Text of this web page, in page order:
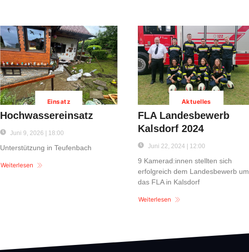
Einsatz
Hochwassereinsatz
Juni 9, 2026 | 18:00
Unterstützung in Teufenbach
Weiterlesen
Aktuelles
FLA Landesbewerb
Kalsdorf 2024
Juni 22, 2024 | 12:00
9 Kamerad:innen stellten sich
erfolgreich dem Landesbewerb um
das FLA in Kalsdorf
Weiterlesen